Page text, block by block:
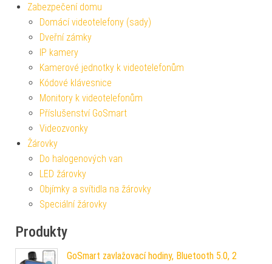
Zabezpečení domu
Domácí videotelefony (sady)
Dveřní zámky
IP kamery
Kamerové jednotky k videotelefonům
Kódové klávesnice
Monitory k videotelefonům
Příslušenství GoSmart
Videozvonky
Žárovky
Do halogenových van
LED žárovky
Objímky a svítidla na žárovky
Speciální žárovky
Produkty
GoSmart zavlažovací hodiny, Bluetooth 5.0, 2